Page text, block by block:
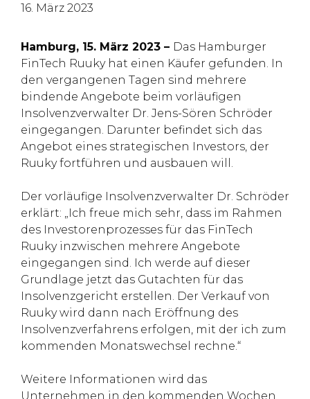
16. März 2023
Hamburg, 15. März 2023 – Das Hamburger
FinTech Ruuky hat einen Käufer gefunden. In
den vergangenen Tagen sind mehrere
bindende Angebote beim vorläufigen
Insolvenzverwalter Dr. Jens-Sören Schröder
eingegangen. Darunter befindet sich das
Angebot eines strategischen Investors, der
Ruuky fortführen und ausbauen will.
Der vorläufige Insolvenzverwalter Dr. Schröder
erklärt: „Ich freue mich sehr, dass im Rahmen
des Investorenprozesses für das FinTech
Ruuky inzwischen mehrere Angebote
eingegangen sind. Ich werde auf dieser
Grundlage jetzt das Gutachten für das
Insolvenzgericht erstellen. Der Verkauf von
Ruuky wird dann nach Eröffnung des
Insolvenzverfahrens erfolgen, mit der ich zum
kommenden Monatswechsel rechne.“
Weitere Informationen wird das
Unternehmen in den kommenden Wochen